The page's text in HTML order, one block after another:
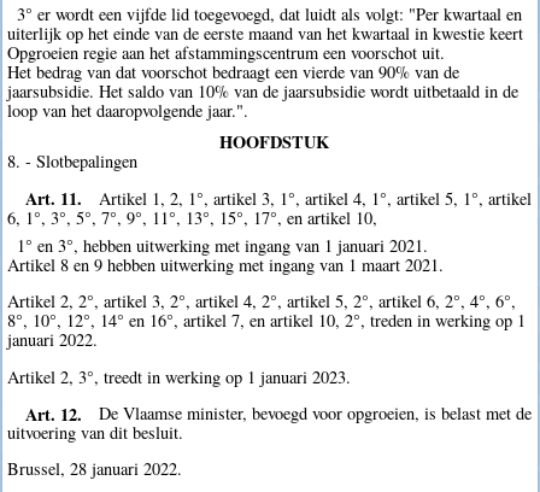
3° er wordt een vijfde lid toegevoegd, dat luidt als volgt: "Per kwartaal en
uiterlijk op het einde van de eerste maand van het kwartaal in kwestie keert
Opgroeien regie aan het afstammingscentrum een voorschot uit.
Het bedrag van dat voorschot bedraagt een vierde van 90% van de
jaarsubsidie. Het saldo van 10% van de jaarsubsidie wordt uitbetaald in de
loop van het daaropvolgende jaar.".
HOOFDSTUK
8. - Slotbepalingen
Art. 11.
Artikel 1, 2, 1°, artikel 3, 1°, artikel 4, 1°, artikel 5, 1°, artikel
6, 1°, 3°, 5°, 7°, 9°, 11°, 13°, 15°, 17°, en artikel 10,
1° en 3°, hebben uitwerking met ingang van 1 januari 2021.
Artikel 8 en 9 hebben uitwerking met ingang van 1 maart 2021.
Artikel 2, 2°, artikel 3, 2°, artikel 4, 2°, artikel 5, 2°, artikel 6, 2°, 4°, 6°,
8°, 10°, 12°, 14° en 16°, artikel 7, en artikel 10, 2°, treden in werking op 1
januari 2022.
Artikel 2, 3°, treedt in werking op 1 januari 2023.
Art. 12.
De Vlaamse minister, bevoegd voor opgroeien, is belast met de
uitvoering van dit besluit.
Brussel, 28 januari 2022.